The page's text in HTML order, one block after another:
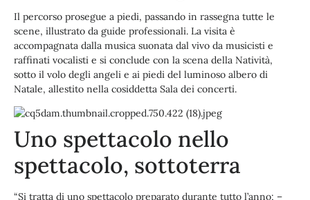
Il percorso prosegue a piedi, passando in rassegna tutte le
scene, illustrato da guide professionali. La visita è
accompagnata dalla musica suonata dal vivo da musicisti e
raffinati vocalisti e si conclude con la scena della Natività,
sotto il volo degli angeli e ai piedi del luminoso albero di
Natale, allestito nella cosiddetta Sala dei concerti.
Uno spettacolo nello
spettacolo, sottoterra
“Si tratta di uno spettacolo preparato durante tutto l’anno; –